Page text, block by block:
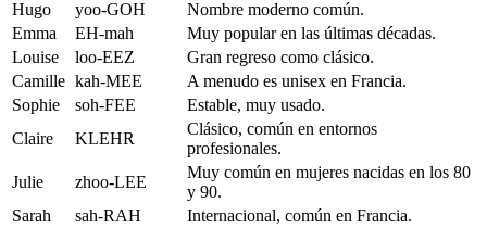
Hugo
yoo-GOH
Nombre moderno común.
Emma
EH-mah
Muy popular en las últimas décadas.
Louise
loo-EEZ
Gran regreso como clásico.
Camille kah-MEE
A menudo es unisex en Francia.
Sophie
soh-FEE
Estable, muy usado.
Claire
KLEHR
Clásico, común en entornos
profesionales.
Julie
zhoo-LEE
Muy común en mujeres nacidas en los 80
y 90.
Sarah
sah-RAH
Internacional, común en Francia.